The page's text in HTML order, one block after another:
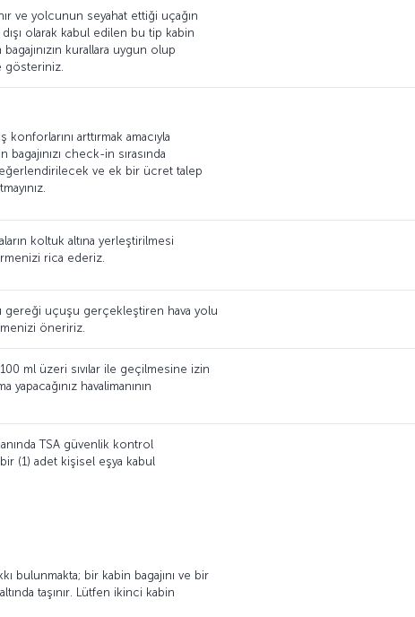
ve yolcunun seyahat ettiği uçağın
olarak kabul edilen bu tip kabin
kurallara uygun olup
gösteriniz.
arttırmak amacıyla
check-in sırasında
ve ek bir ücret talep
koltuk altına yerleştirilmesi
rica ederiz.
gereği uçuşu gerçekleştiren hava yolu
öneririz.
ml üzeri sıvılar ile geçilmesine izin
havalimanının
TSA güvenlik kontrol
(1) adet kişisel eşya kabul
bulunmakta; bir kabin bagajını ve bir
taşınır. Lütfen ikinci kabin